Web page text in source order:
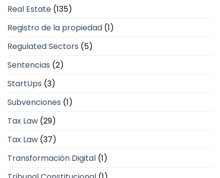
Real Estate (135)
Registro de la propiedad (1)
Regulated Sectors (5)
Sentencias (2)
StartUps (3)
Subvenciones (1)
Tax Law (29)
Tax Law (37)
Transformación Digital (1)